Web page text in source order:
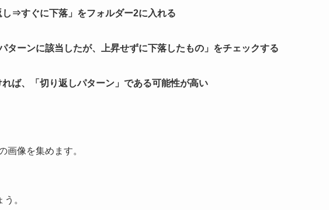
すぐに下落」をフォルダー2に入れる
ーンに該当したが、上昇せずに下落したもの」をチェックする
ば、「切り返しパターン」である可能性が高い
画像を集めます。
。